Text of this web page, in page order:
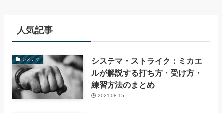
人気記事
システマ
システマ・ストライク：ミカエ
ルが解説する打ち方・受け方・
練習方法のまとめ
2021-08-15